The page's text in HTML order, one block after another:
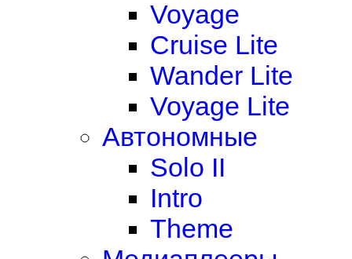
Voyage
Cruise Lite
Wander Lite
Voyage Lite
Автономные
Solo II
Intro
Theme